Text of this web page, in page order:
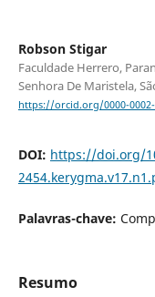
Robson Stigar
Faculdade Herrero,
Senhora De Maristela,
https://orcid.org/0000-0002-
DOI: https://doi.org/
Palavras-chave:
Resumo